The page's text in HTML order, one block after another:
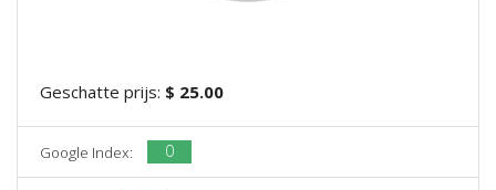
Geschatte prijs: $ 25.00
Google Index: 0